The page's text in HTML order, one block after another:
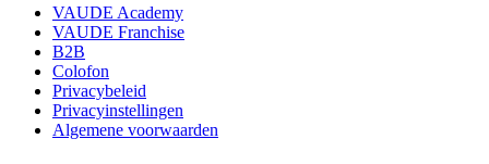
VAUDE Academy
VAUDE Franchise
B2B
Colofon
Privacybeleid
Privacyinstellingen
Algemene voorwaarden